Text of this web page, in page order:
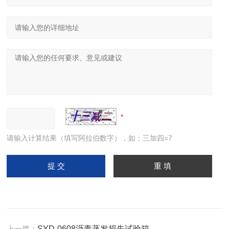
请输入计算结果（填写阿拉伯数字），如：三加四=7